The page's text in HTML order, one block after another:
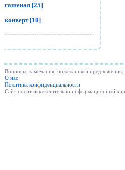
гашеная [25]
конверт [10]
Вопросы, замечания, пожелания и предложения:
О нас
Политика конфиденциальности
Cайт носит исключительно информационный